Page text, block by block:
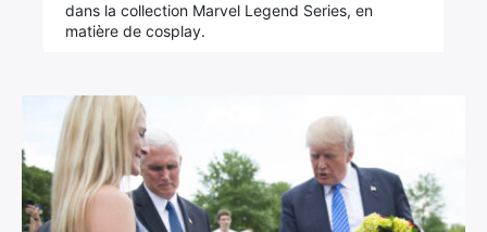
dans la collection Marvel Legend Series, en
matière de cosplay.